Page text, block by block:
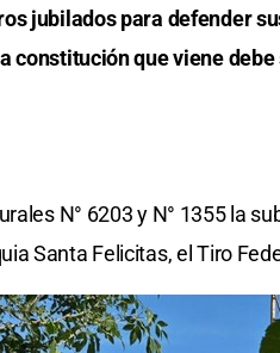
jubilados para defender
constitución que viene
N° 6203 y N° 1355 la
Santa Felicitas, el Tiro